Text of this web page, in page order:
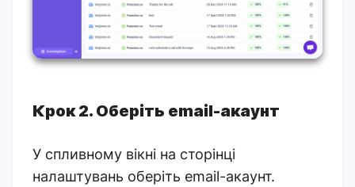
Крок 2. Оберіть email-акаунт
У спливному вікні на сторінці
налаштувань оберіть email-акаунт.